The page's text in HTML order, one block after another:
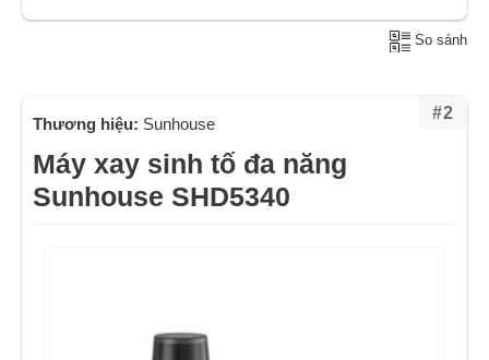
So sánh
#2
Thương hiệu: Sunhouse
Máy xay sinh tố đa năng
Sunhouse SHD5340